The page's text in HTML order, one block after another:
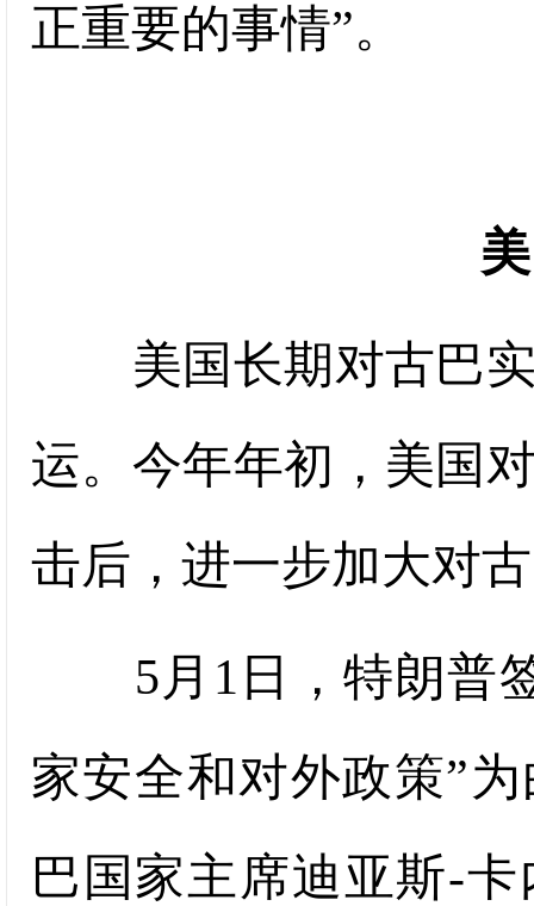
正重要的事情”。
美国长期对古巴实
运。今年年初，美国
击后，进一步加大对
5月1日，特朗普签
家安全和对外政策”
巴国家主席迪亚斯-